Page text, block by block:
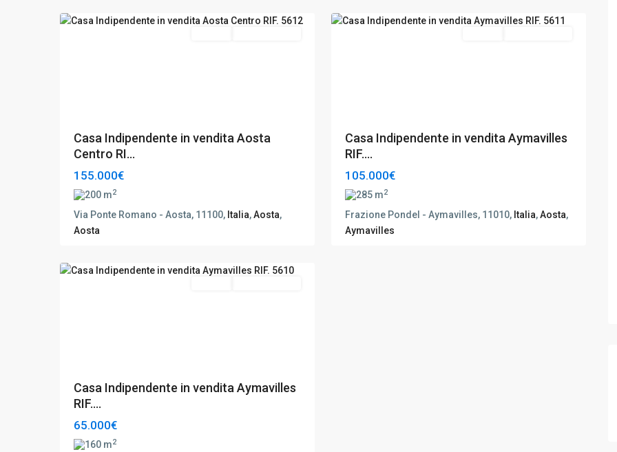
Casa Indipendente in vendita Aosta
Centro RI...
155.000€
200 m2
Via Ponte Romano - Aosta, 11100, Italia,Aosta,
Aosta
Casa Indipendente in vendita Aymavilles
RIF....
105.000€
285 m2
Frazione Pondel - Aymavilles, 11010, Italia,Aosta,
Aymavilles
Aymavilles
Casa Indipendente in vendita Aymavilles
RIF....
65.000€
160 m2